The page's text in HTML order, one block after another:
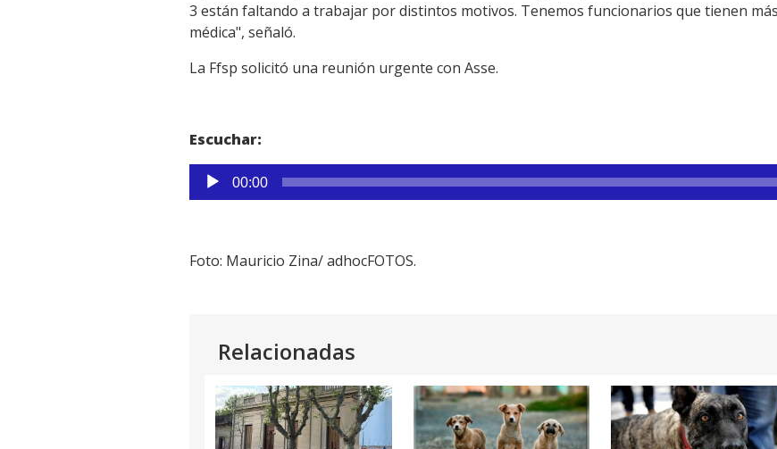
3 están faltando a trabajar por distintos motivos. Tenemos funcionarios que tienen
médica", señaló.
La Ffsp solicitó una reunión urgente con Asse.
Escuchar:
Reproductor
de
00:00
Foto: Mauricio Zina/ adhocFOTOS.
Relacionadas